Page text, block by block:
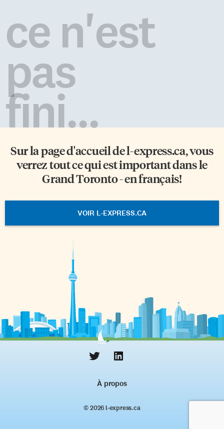
Canada. Comparaisons entre les
différents pays, méthodes […]
des questions qui occupent une
place cruciale dans les hautes
sphères politiques actuelles. […]
ce n'est
pas
fini...
Sur la page d'accueil del-express.ca, vous
verrez tout ce qui est important dans le
Grand Toronto - en français!
VOIR L-EXPRESS.CA
À propos
© 2026 l‑express.ca